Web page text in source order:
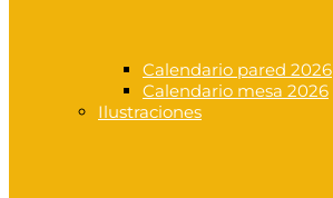
Calendario pared 2026
Calendario mesa 2026
Ilustraciones